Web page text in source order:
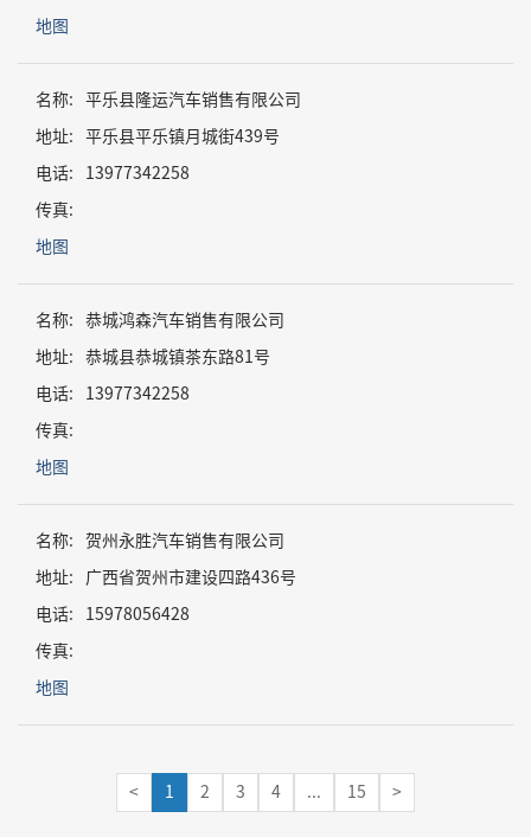
地图
名称: 平乐县隆运汽车销售有限公司
地址: 平乐县平乐镇月城街439号
电话: 13977342258
传真:
地图
名称: 恭城鸿森汽车销售有限公司
地址: 恭城县恭城镇茶东路81号
电话: 13977342258
传真:
地图
名称: 贺州永胜汽车销售有限公司
地址: 广西省贺州市建设四路436号
电话: 15978056428
传真:
地图
< 1 2 3 4 ... 15 >